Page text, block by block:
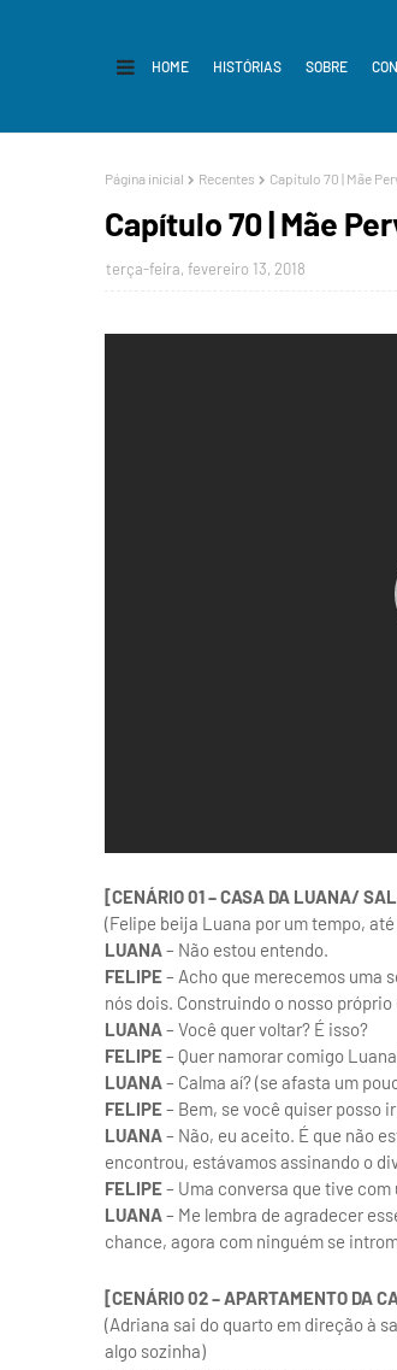
HOME HISTÓRIAS SOBRE
Página inicial Recentes Capítulo 70 | Mãe
Capítulo 70 | Mãe
terça-feira, fevereiro 13, 2018
[CENÁRIO 01 – CASA DA LUANA/
(Felipe beija Luana por um tempo,
LUANA– Não estou entendo.
FELIPE– Acho que merecemos uma
nós dois. Construindo o nosso
LUANA– Você quer voltar? É isso?
FELIPE– Quer namorar comigo
LUANA– Calma aí? (se afasta um
FELIPE– Bem, se você quiser posso
LUANA– Não, eu aceito. É que não
encontrou, estávamos assinando o
FELIPE– Uma conversa que tive
LUANA– Me lembra de agradecer
chance, agora com ninguém se
[CENÁRIO 02 – APARTAMENTO DA
(Adriana sai do quarto em direção à
algo sozinha)